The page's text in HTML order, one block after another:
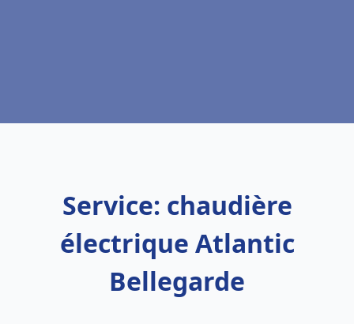
Service: chaudière
électrique Atlantic
Bellegarde